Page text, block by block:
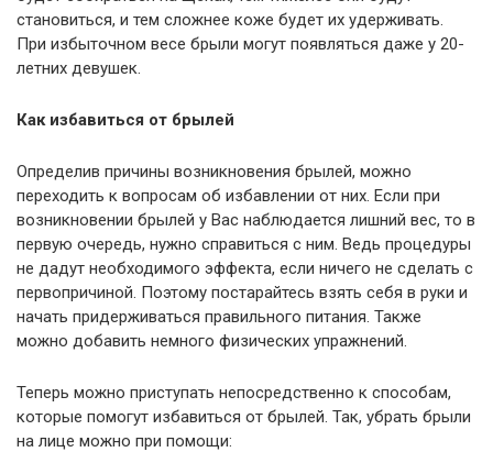
становиться, и тем сложнее коже будет их удерживать.
При избыточном весе брыли могут появляться даже у 20-
летних девушек.
Как избавиться от брылей
Определив причины возникновения брылей, можно
переходить к вопросам об избавлении от них. Если при
возникновении брылей у Вас наблюдается лишний вес, то в
первую очередь, нужно справиться с ним. Ведь процедуры
не дадут необходимого эффекта, если ничего не сделать с
первопричиной. Поэтому постарайтесь взять себя в руки и
начать придерживаться правильного питания. Также
можно добавить немного физических упражнений.
Теперь можно приступать непосредственно к способам,
которые помогут избавиться от брылей. Так, убрать брыли
на лице можно при помощи: